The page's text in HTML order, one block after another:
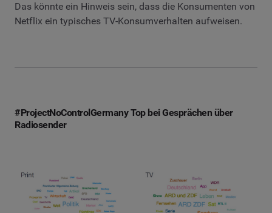
Das könnte ein Hinweis sein, dass die Konsumenten von
Netflix ein typisches TV-Konsumverhalten aufweisen.
#ProjectNoControlGermany Top bei Gesprächen über
Radiosender